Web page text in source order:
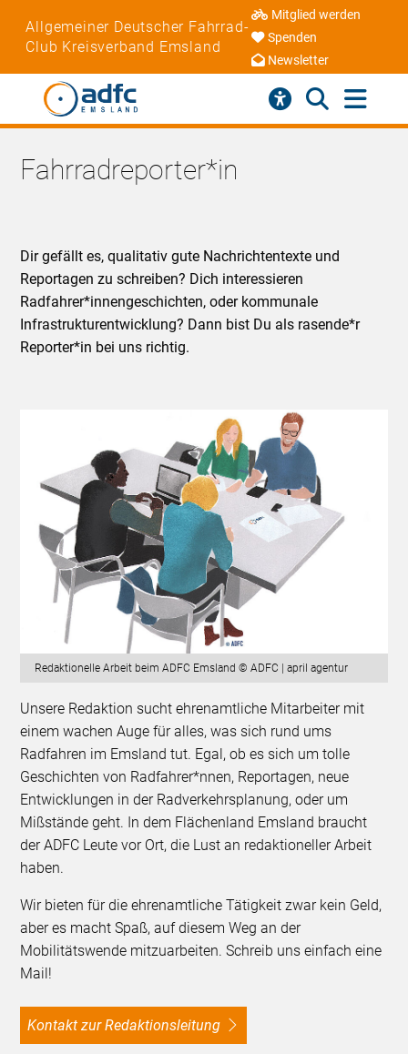
Allgemeiner Deutscher Fahrrad-
Club Kreisverband Emsland
Mitglied werden
Spenden
Newsletter
Fahrradreporter*in
Dir gefällt es, qualitativ gute Nachrichtentexte und
Reportagen zu schreiben? Dich interessieren
Radfahrer*innengeschichten, oder kommunale
Infrastrukturentwicklung? Dann bist Du als rasende*r
Reporter*in bei uns richtig.
Redaktionelle Arbeit beim ADFC Emsland © ADFC | april agentur
Unsere Redaktion sucht ehrenamtliche Mitarbeiter mit
einem wachen Auge für alles, was sich rund ums
Radfahren im Emsland tut. Egal, ob es sich um tolle
Geschichten von Radfahrer*nnen, Reportagen, neue
Entwicklungen in der Radverkehrsplanung, oder um
Mißstände geht. In dem Flächenland Emsland braucht
der ADFC Leute vor Ort, die Lust an redaktioneller Arbeit
haben.
Wir bieten für die ehrenamtliche Tätigkeit zwar kein Geld,
aber es macht Spaß, auf diesem Weg an der
Mobilitätswende mitzuarbeiten. Schreib uns einfach eine
Mail!
Kontakt zur Redaktionsleitung